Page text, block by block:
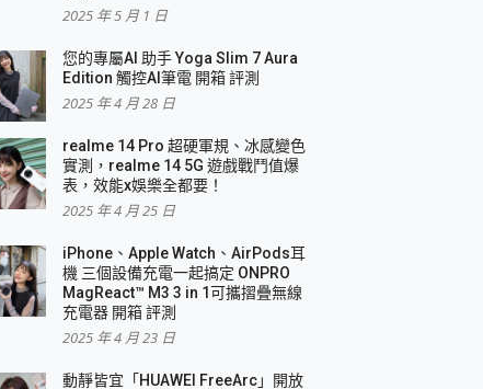
2025 年 5 月 1 日
您的專屬AI 助手 Yoga Slim 7 Aura
Edition 觸控AI筆電 開箱 評測
2025 年 4 月 28 日
realme 14 Pro 超硬軍規、冰感變色
實測，realme 14 5G 遊戲戰鬥值爆
表，效能x娛樂全都要！
2025 年 4 月 25 日
iPhone、Apple Watch、AirPods耳
機 三個設備充電一起搞定 ONPRO
MagReact™ M3 3 in 1可攜摺疊無線
充電器 開箱 評測
2025 年 4 月 23 日
動靜皆宜「HUAWEI FreeArc」開放